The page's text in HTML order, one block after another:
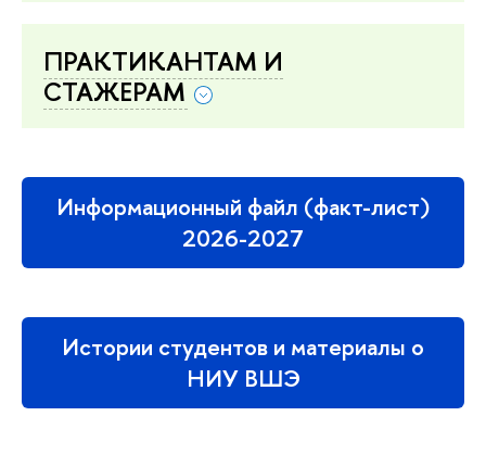
ПРАКТИКАНТАМ И
СТАЖЕРАМ
Информационный файл (факт-лист)
2026-2027
Истории студентов и материалы о
НИУ ВШЭ